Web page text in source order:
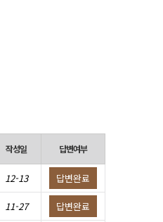
작성일 답변여부
12-13 답변완료
11-27 답변완료